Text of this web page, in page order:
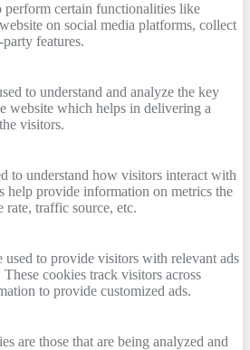
perform certain functionalities like
on social media platforms, collect
features.
to understand and analyze the key
website which helps in delivering a
visitors.
to understand how visitors interact with
help provide information on metrics the
traffic source, etc.
used to provide visitors with relevant ads
cookies track visitors across
to provide customized ads.
are those that are being analyzed and